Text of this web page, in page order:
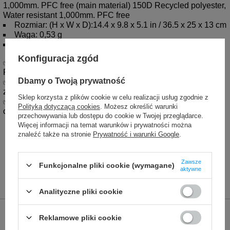
1,000mm. PFC free (main material) 150D Recycled polyester,
Water resistant 1,000mm. PFC free
Rozmiar: (H x W x D):14.4 x 9.8 x 5.1 in / 36.5 x 25 x 13 cm
Waga: 0,53 g
✅ Oryginalność: Jesteśmy autoryzowanym partnerem
Pacsafe.
✅
Gwarancja: 5 lat gwarancji na wszystkie systemy
zabezpieczeń.
✅
Testy: Produkty testowane przez tysiące podróżników na
całym świecie.
Marka
Konfiguracja zgód
Dbamy o Twoją prywatność
Sklep korzysta z plików cookie w celu realizacji usług zgodnie z
Polityką dotyczącą cookies . Możesz określić warunki
przechowywania lub dostępu do cookie w Twojej przeglądarce.
Więcej informacji na temat warunków i prywatności można
znaleźć także na stronie Prywatność i warunki Google
Funkcjonalne pliki cookie (wymagane)
Zawsze
aktywne
Analityczne pliki cookie
Reklamowe pliki cookie